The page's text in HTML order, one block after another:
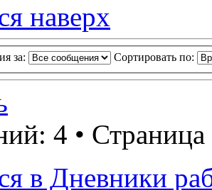
наверх
за: Сортировать по:
4 • Страница
в Дневники